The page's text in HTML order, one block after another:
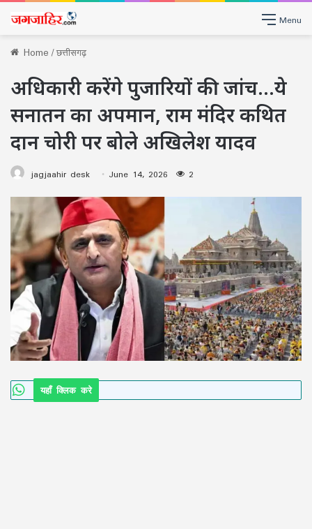
Menu
Home/छत्तीसगढ़
अधिकारी करेंगे पुजारियों की जांच…ये
सनातन का अपमान, राम मंदिर कथित
दान चोरी पर बोले अखिलेश यादव
jagjaahir desk June 14, 2026 2
यहाँ क्लिक करे